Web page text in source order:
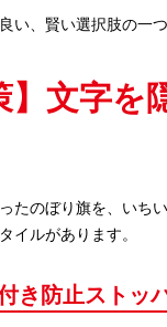
い、賢い選択肢の一つ
】文字
たのぼり旗を、いち
イルがあります。
き防止ストッ